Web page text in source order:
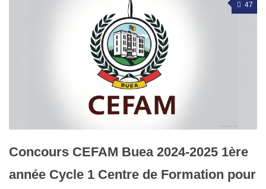
47
Concours CEFAM Buea 2024-2025 1ère
année Cycle 1 Centre de Formation pour